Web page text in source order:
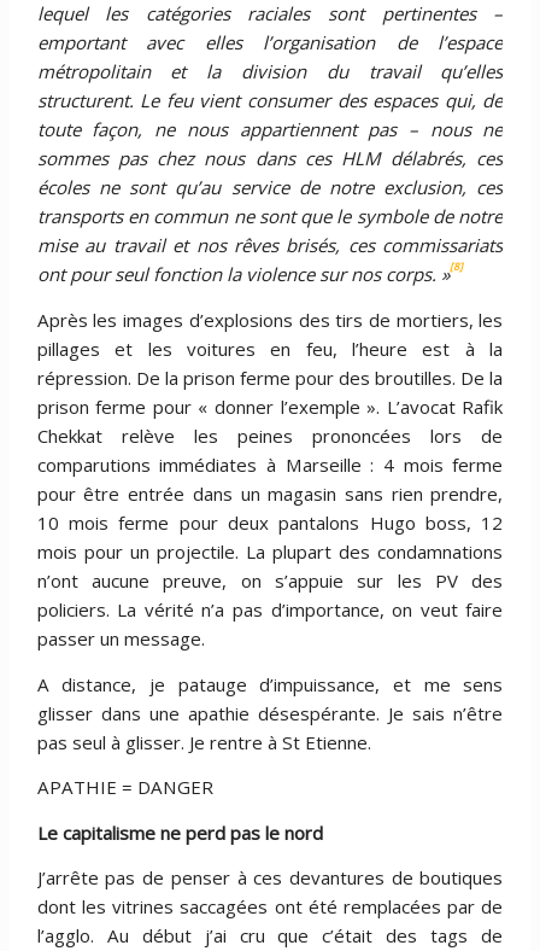
lequel les catégories raciales sont pertinentes –
emportant avec elles l’organisation de l’espace
métropolitain et la division du travail qu’elles
structurent. Le feu vient consumer des espaces qui, de
toute façon, ne nous appartiennent pas – nous ne
sommes pas chez nous dans ces HLM délabrés, ces
écoles ne sont qu’au service de notre exclusion, ces
transports en commun ne sont que le symbole de notre
mise au travail et nos rêves brisés, ces commissariats
ont pour seul fonction la violence sur nos corps. »[8]
Après les images d’explosions des tirs de mortiers, les
pillages et les voitures en feu, l’heure est à la
répression. De la prison ferme pour des broutilles. De la
prison ferme pour « donner l’exemple ». L’avocat Rafik
Chekkat relève les peines prononcées lors de
comparutions immédiates à Marseille : 4 mois ferme
pour être entrée dans un magasin sans rien prendre,
10 mois ferme pour deux pantalons Hugo boss, 12
mois pour un projectile. La plupart des condamnations
n’ont aucune preuve, on s’appuie sur les PV des
policiers. La vérité n’a pas d’importance, on veut faire
passer un message.
A distance, je patauge d’impuissance, et me sens
glisser dans une apathie désespérante. Je sais n’être
pas seul à glisser. Je rentre à St Etienne.
APATHIE = DANGER
Le capitalisme ne perd pas le nord
J’arrête pas de penser à ces devantures de boutiques
dont les vitrines saccagées ont été remplacées par de
l’agglo. Au début j’ai cru que c’était des tags de